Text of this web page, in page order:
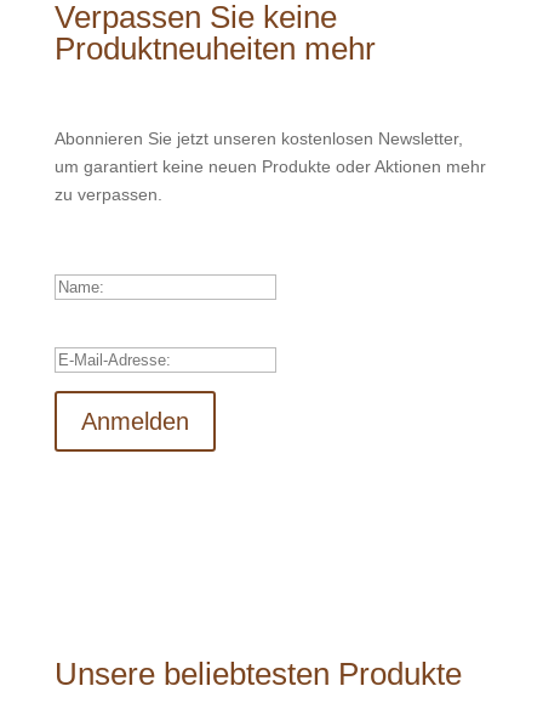
Verpassen Sie keine
Produktneuheiten mehr
Abonnieren Sie jetzt unseren kostenlosen Newsletter,
um garantiert keine neuen Produkte oder Aktionen mehr
zu verpassen.
Anmelden
Unsere beliebtesten Produkte